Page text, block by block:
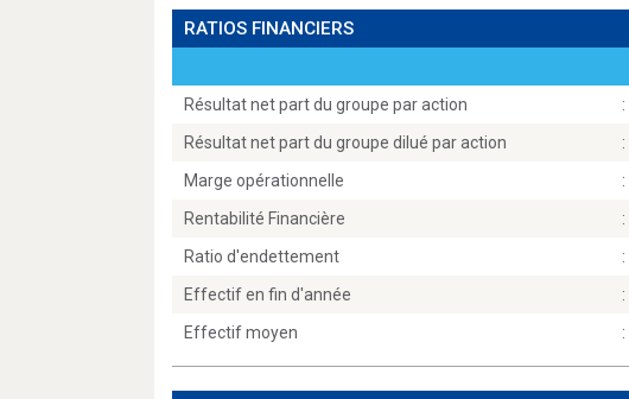
RATIOS FINANCIERS
Résultat net part du groupe par action
:
Résultat net part du groupe dilué par action
:
Marge opérationnelle
:
Rentabilité Financière
:
Ratio d'endettement
:
Effectif en fin d'année
:
Effectif moyen
: